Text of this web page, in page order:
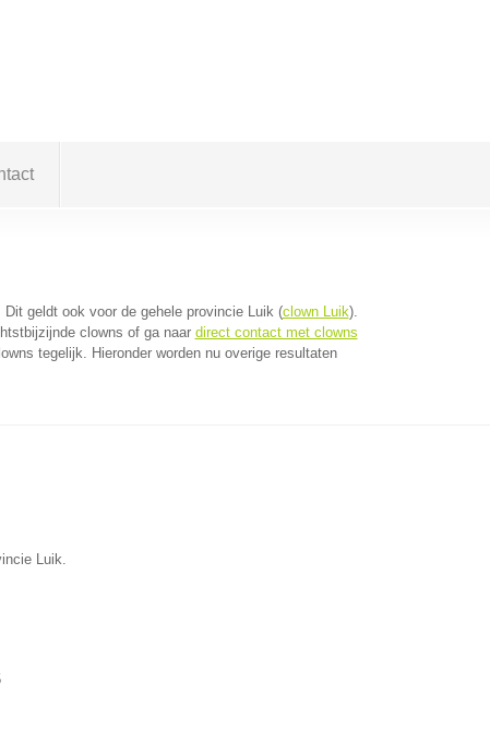
Dit geldt ook voor de gehele provincie Luik (clown Luik).
clowns of ga naar direct contact met clowns
tegelijk. Hieronder worden nu overige resultaten
Luik.